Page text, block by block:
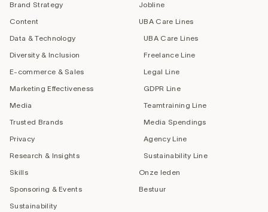
Brand Strategy
Content
Data & Technology
Diversity & Inclusion
E-commerce & Sales
Marketing Effectiveness
Media
Trusted Brands
Privacy
Research & Insights
Skills
Sponsoring & Events
Sustainability
Jobline
UBA Care Lines
UBA Care Lines
Freelance Line
Legal Line
GDPR Line
Teamtraining Line
Media Spendings
Agency Line
Sustainability Line
Onze leden
Bestuur